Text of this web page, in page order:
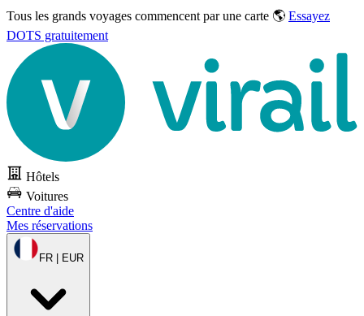
Tous les grands voyages commencent par une carte 🌎 Essayez
DOTS gratuitement
Hôtels
Voitures
Centre d'aide
Mes réservations
FR | EUR